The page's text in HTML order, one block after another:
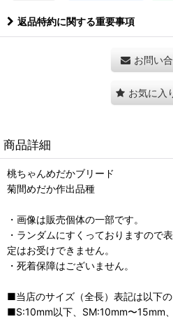
返品特約に関する重要事項
お問い
お気に入
商品詳細
桃ちゃんめだかブリード
菊間めだか作出品種
・画像は販売個体の一部です。
・ランダムにすくっておりますので
定はお受けできません。
・死着保障はございません。
■当店のサイズ（全長）表記は以下の
■S:10mm以下、SM:10mm〜15mm